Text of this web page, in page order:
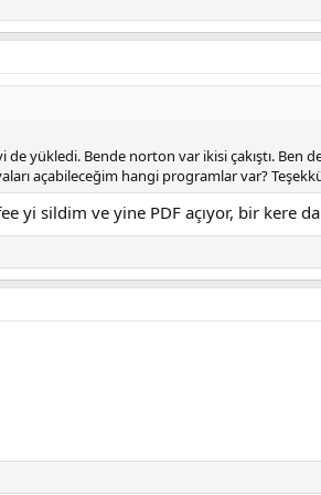
yükledi. Bende norton var ikisi çakıştı. Ben
açabileceğim hangi programlar var?
yi sildim ve yine PDF açıyor, bir kere